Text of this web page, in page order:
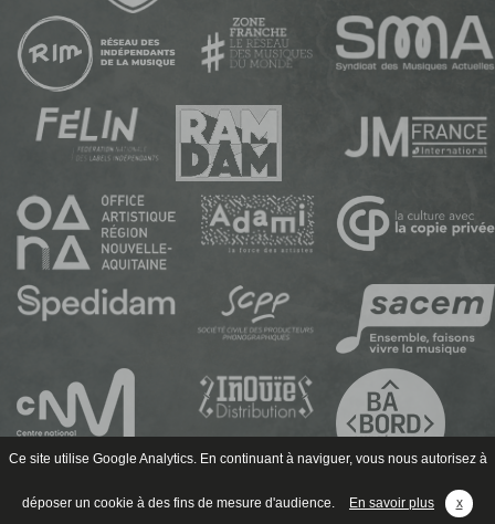
Ce site utilise Google Analytics. En continuant à naviguer, vous nous autorisez à
déposer un cookie à des fins de mesure d'audience. En savoir plus x